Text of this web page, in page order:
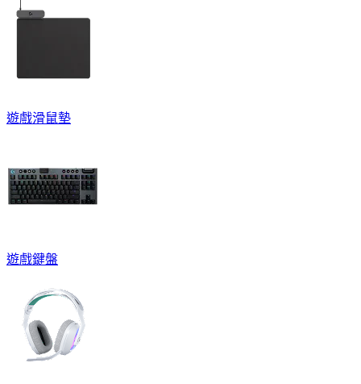
遊戲滑鼠墊
遊戲鍵盤